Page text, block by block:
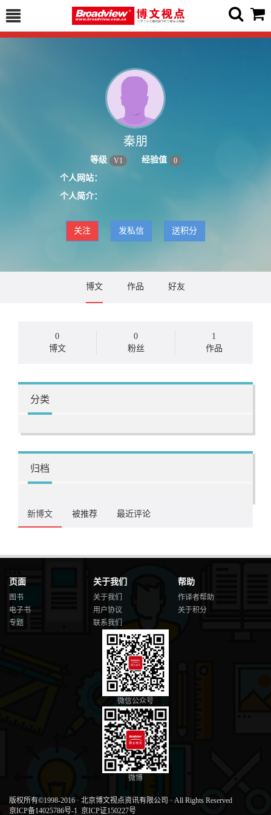
秦朋
等级 V1 经验值 0
个人网站：
个人简介：
关注 发私信 送积分
博文 作品 好友
0
博文
0
粉丝
1
作品
分类
归档
新博文 被推荐 最近评论
页面
图书
电子书
专题
关于我们
关于我们
用户协议
联系我们
帮助
作译者帮助
关于积分
微信公众号
微博
版权所有©1998-2016 · 北京博文视点资讯有限公司 · All Rights Reserved
京ICP备14025786号-1 京ICP证150227号